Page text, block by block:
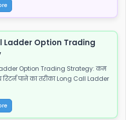
Ladder Option Trading
Option Trading Strategy: कम
पाने का तरीका Long Call Ladder